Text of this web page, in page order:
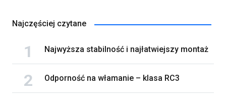
Najczęściej czytane
Najwyższa stabilność i najłatwiejszy montaż
Odporność na włamanie – klasa RC3